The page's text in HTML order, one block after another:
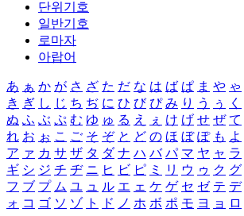
단위기호
일반기호
로마자
아랍어
あ ぁ か が さ ざ た だ な は ば ぱ ま や ゃ
き ぎ し じ ち ぢ に ひ び ぴ み り う ぅ く
ぬ ふ ぶ ぷ む ゆ ゅ る え ぇ け げ せ ぜ て
れ お ぉ こ ご そ ぞ と ど の ほ ぼ ぽ も よ
ア ァ カ サ ザ タ ダ ナ ハ バ パ マ ヤ ャ ラ
ギ シ ジ チ ヂ ニ ヒ ビ ピ ミ リ ウ ゥ ク グ
フ ブ プ ム ユ ュ ル エ ェ ケ ゲ セ ゼ テ デ
ォ コ ゴ ソ ゾ ト ド ノ ホ ボ ポ モ ヨ ョ ロ